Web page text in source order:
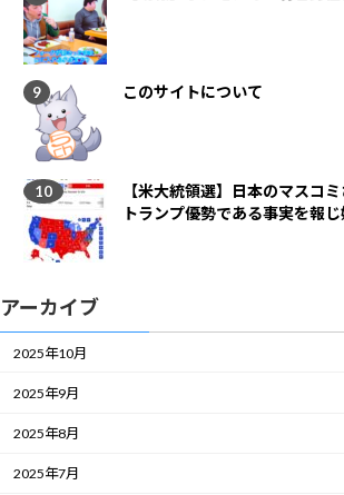
このサイトについて
【米大統領選】日本のマスコ
トランプ優勢である事実を報
アーカイブ
2025年10月
2025年9月
2025年8月
2025年7月